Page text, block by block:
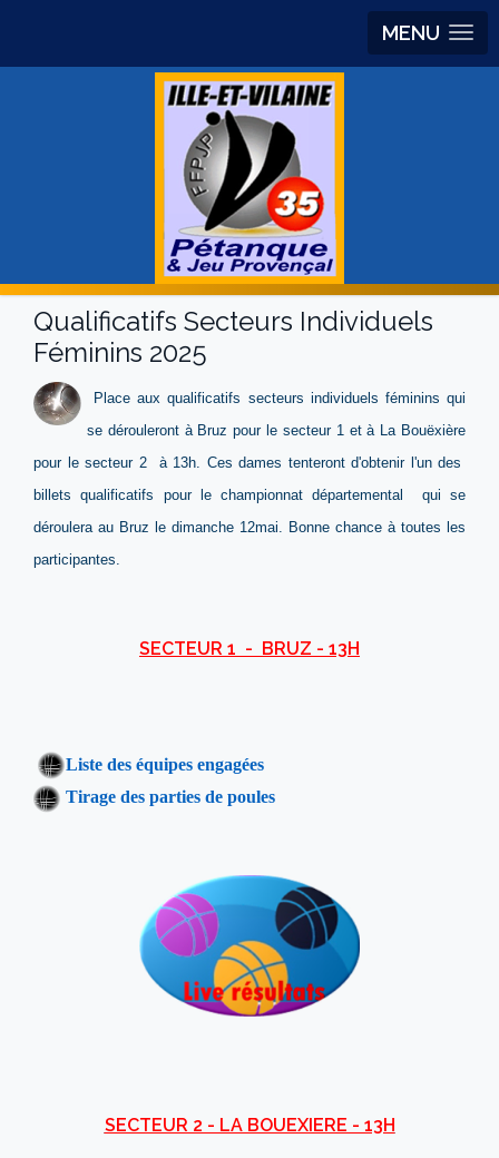
MENU
Qualificatifs Secteurs Individuels
Féminins 2025
Place aux qualificatifs secteurs individuels féminins qui
se dérouleront à Bruz pour le secteur 1 et à La Bouëxière
pour le secteur 2 à 13h. Ces dames tenteront d'obtenir l'un des
billets qualificatifs pour le championnat départemental qui se
déroulera au Bruz le dimanche 12mai. Bonne chance à toutes les
participantes.
SECTEUR 1 - BRUZ - 13H
Liste des équipes engagées
Tirage des parties de poules
SECTEUR 2 - LA BOUEXIERE - 13H